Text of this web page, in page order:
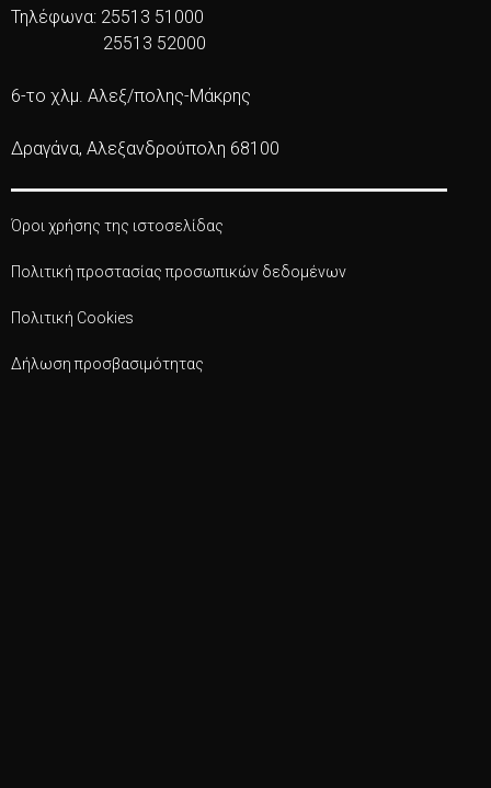
Τηλέφωνα: 25513 51000
25513 52000
6-το χλμ. Αλεξ/πολης-Μάκρης
Δραγάνα, Αλεξανδρούπολη 68100
Όροι χρήσης της ιστοσελίδας
Πολιτική προστασίας προσωπικών δεδομένων
Πολιτική Cookies
Δήλωση προσβασιμότητας